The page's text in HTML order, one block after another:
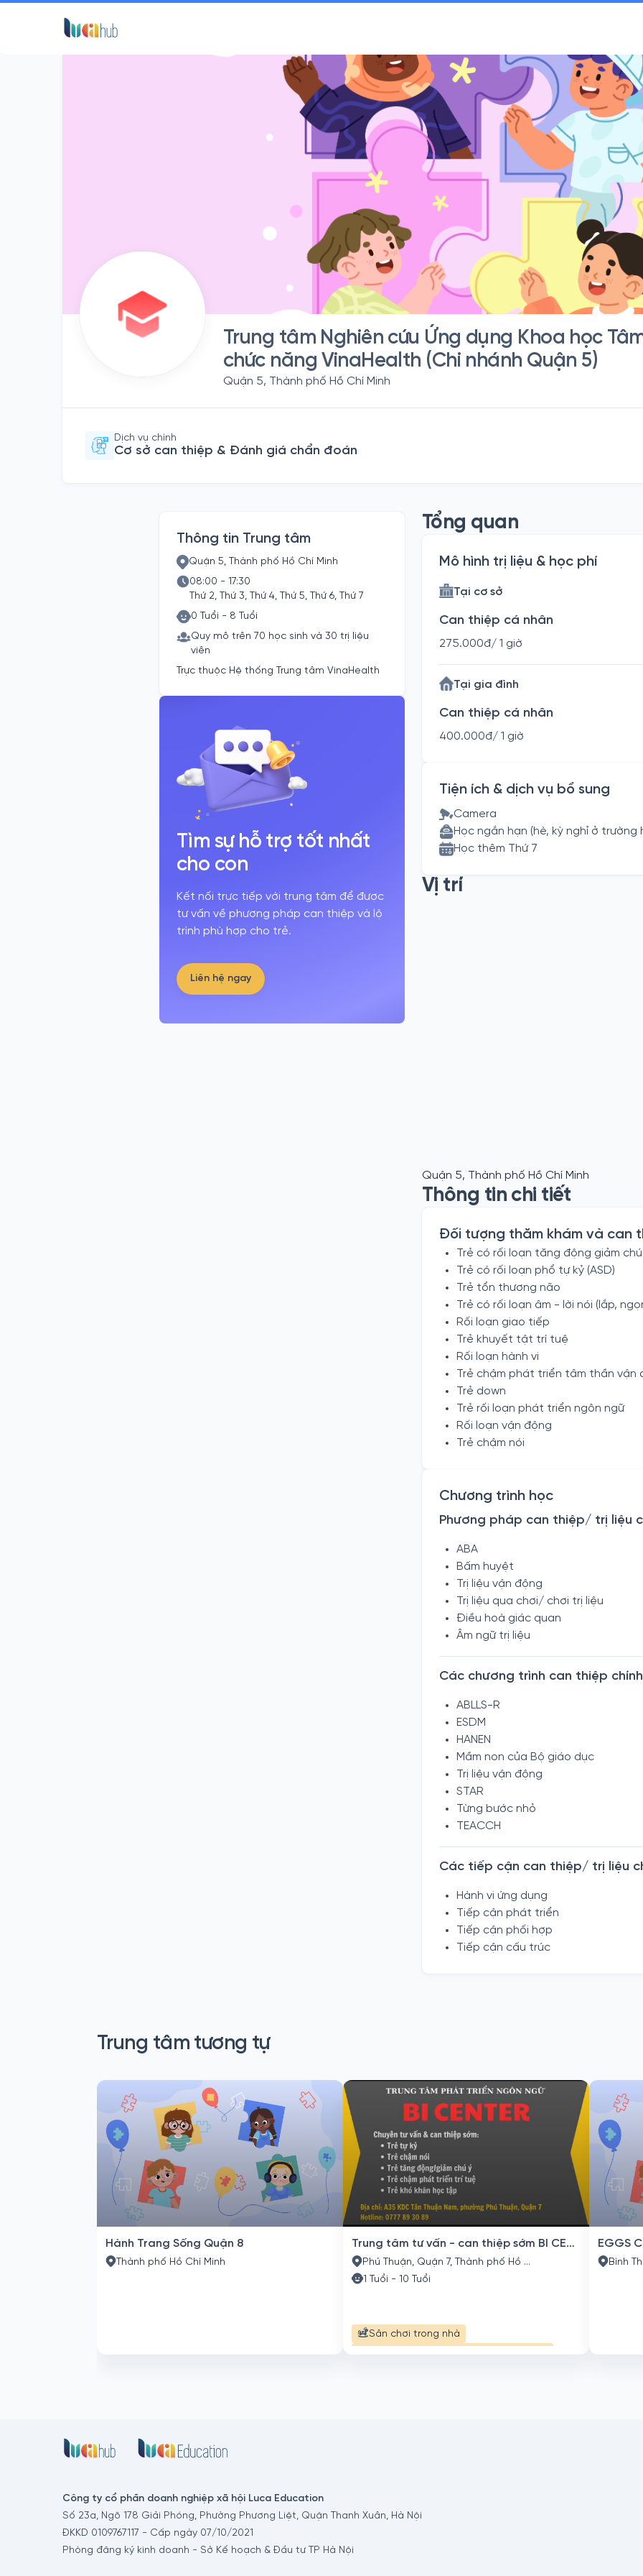
Trung tâm Nghiên cứu Ứng dụng Khoa học
chức năng VinaHealth (Chi nhánh Quận 5)
Quận 5, Thành phố Hồ Chí Minh
Dịch vụ chính
Cơ sở can thiệp & Đánh giá chẩn đoán
Thông tin Trung tâm
Quận 5, Thành phố Hồ Chí Minh
08:00 - 17:30
Thứ 2, Thứ 3, Thứ 4, Thứ 5, Thứ 6, Thứ 7
0 Tuổi - 8 Tuổi
Quy mô trên 70 học sinh và 30 trị liệu
viên
Trực thuộc Hệ thống Trung tâm VinaHealth
Tìm sự hỗ trợ tốt nhất
cho con
Kết nối trực tiếp với trung tâm để được
tư vấn về phương pháp can thiệp và lộ
trình phù hợp cho trẻ.
Liên hệ ngay
Tổng quan
Mô hình trị liệu & học phí
Tại cơ sở
Can thiệp cá nhân
275.000đ/ 1 giờ
Tại gia đình
Can thiệp cá nhân
400.000đ/ 1 giờ
Tiện ích & dịch vụ bổ sung
Camera
Học ngắn hạn (hè, kỳ nghỉ ở trường
Học thêm Thứ 7
Vị trí
Quận 5, Thành phố Hồ Chí Minh
Thông tin chi tiết
Đối tượng thăm khám và can
Trẻ có rối loạn tăng động giảm chú
Trẻ có rối loạn phổ tự kỷ (ASD)
Trẻ tổn thương não
Trẻ có rối loạn âm - lời nói (lắp,
Rối loạn giao tiếp
Trẻ khuyết tật trí tuệ
Rối loạn hành vi
Trẻ chậm phát triển tâm thần vận
Trẻ down
Trẻ rối loạn phát triển ngôn ngữ
Rối loạn vận động
Trẻ chậm nói
Chương trình học
Phương pháp can thiệp/ trị liệu
ABA
Bấm huyệt
Trị liệu vận động
Trị liệu qua chơi/ chơi trị liệu
Điều hoà giác quan
Âm ngữ trị liệu
Các chương trình can thiệp chính
ABLLS-R
ESDM
HANEN
Mầm non của Bộ giáo dục
Trị liệu vận động
STAR
Từng bước nhỏ
TEACCH
Các tiếp cận can thiệp/ trị liệu
Hành vi ứng dụng
Tiếp cận phát triển
Tiếp cận phối hợp
Tiếp cận cấu trúc
Trung tâm tương tự
Hành Trang Sống Quận 8
Thành phố Hồ Chí Minh
Trung tâm tư vấn - can thiệp sớm BI CENTER
Phú Thuận, Quận 7, Thành phố Hồ Chí Minh
1 Tuổi - 10 Tuổi
Sân chơi trong nhà
EGGS
Công ty cổ phần doanh nghiệp xã hội Luca Education
Số 23a, Ngõ 178 Giải Phóng, Phường Phương Liệt, Quận Thanh Xuân, Hà Nội
ĐKKD 0109767117 - Cấp ngày 07/10/2021
Phòng đăng ký kinh doanh - Sở Kế hoạch & Đầu tư TP Hà Nội